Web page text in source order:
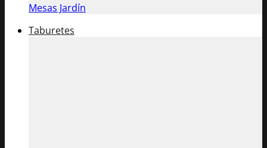
Mesas Jardín
Taburetes